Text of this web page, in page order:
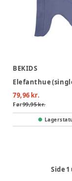
BEKIDS
79,96 kr.
Før99,95 kr.
Side 1